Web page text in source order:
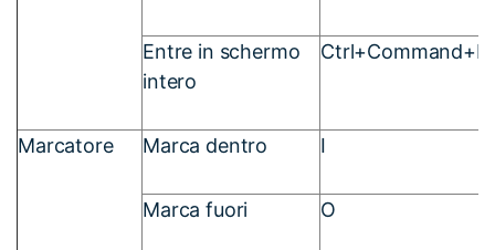
Entre in schermo
intero
Ctrl+Command+F
Marcatore Marca dentro I
Marca fuori O